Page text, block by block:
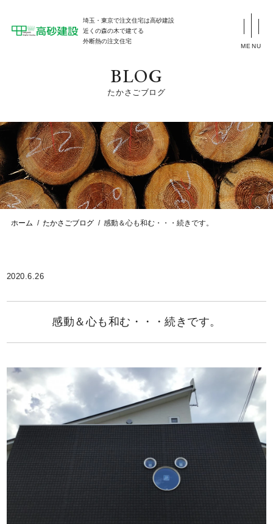
埼玉・東京で注文住宅は高砂建設
近くの森の木で建てる
外断熱の注文住宅
MENU
BLOG
たかさごブログ
ホーム たかさごブログ 感動＆心も和む・・・続きです。
2020.6.26
感動＆心も和む・・・続きです。